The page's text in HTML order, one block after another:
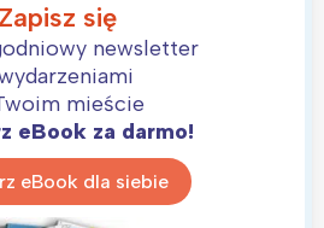
Zapisz się
newsletter
mieście
eBook za darmo!
eBook dla siebie